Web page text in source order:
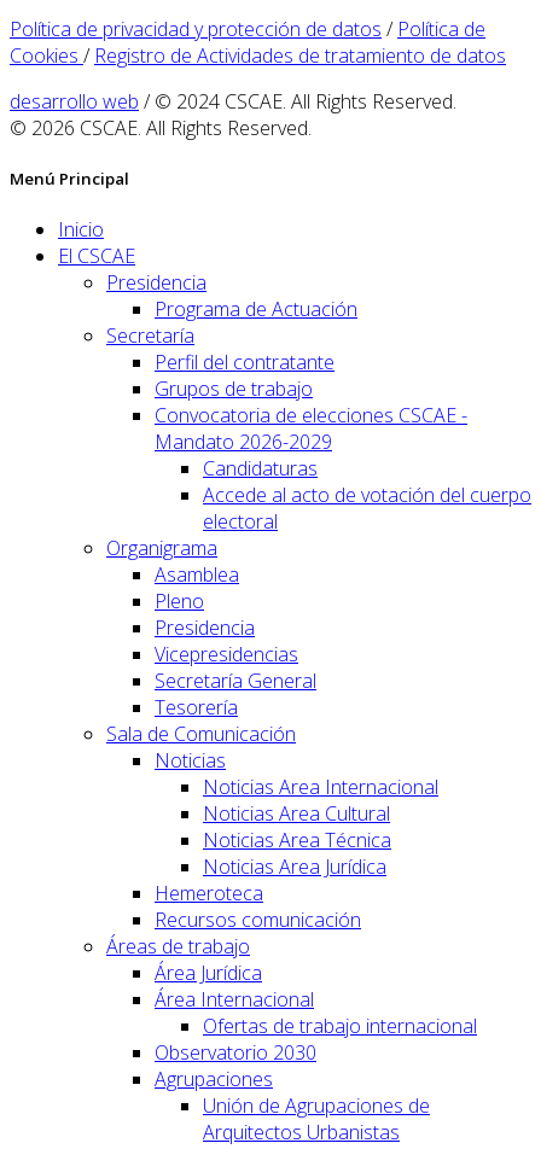
Política de privacidad y protección de datos / Política de
Cookies / Registro de Actividades de tratamiento de datos
desarrollo web / © 2024 CSCAE. All Rights Reserved.
© 2026 CSCAE. All Rights Reserved.
Menú Principal
Inicio
El CSCAE
Presidencia
Programa de Actuación
Secretaría
Perfil del contratante
Grupos de trabajo
Convocatoria de elecciones CSCAE -
Mandato 2026-2029
Candidaturas
Accede al acto de votación del cuerpo
electoral
Organigrama
Asamblea
Pleno
Presidencia
Vicepresidencias
Secretaría General
Tesorería
Sala de Comunicación
Noticias
Noticias Area Internacional
Noticias Area Cultural
Noticias Area Técnica
Noticias Area Jurídica
Hemeroteca
Recursos comunicación
Áreas de trabajo
Área Jurídica
Área Internacional
Ofertas de trabajo internacional
Observatorio 2030
Agrupaciones
Unión de Agrupaciones de
Arquitectos Urbanistas